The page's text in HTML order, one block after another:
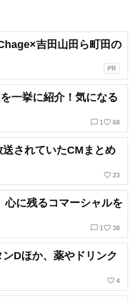
吉田山田ら町田の
PR
一挙に紹介！気になる
chat_bubble_outline 1 favorite_border 68
送されていたCMまとめ
favorite_border 23
心に残るコマーシャルを
chat_bubble_outline 1 favorite_border 38
Dほか、薬やドリンク
favorite_border 4